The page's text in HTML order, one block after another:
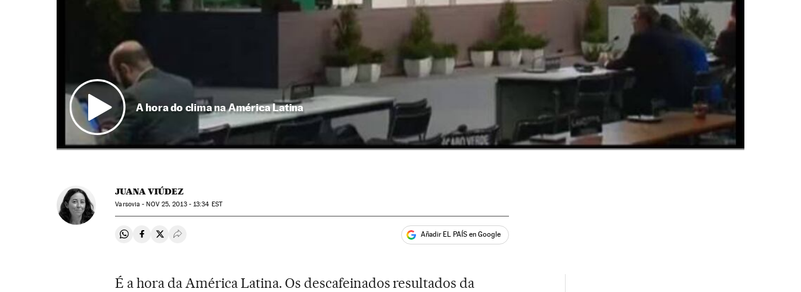
A hora do clima na América Latina
JUANA VIÚDEZ
Varsovia -NOV25, 2013 - 13:34 EST
Compartir en Whatsapp
Compartir en Facebook
Compartir en Twitter
Desplegar Redes Sociales Añadir EL PAÍS en Google
É a hora da América Latina. Os descafeinados resultados da